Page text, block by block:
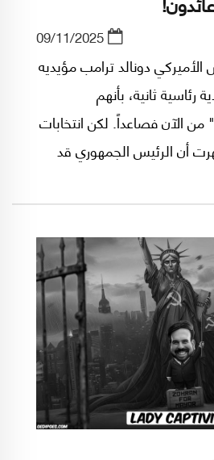
09/11/2025
دونالد ترامب مؤيديه
رئاسية ثانية، بأنهم
الآن فصاعداً. لكن انتخابات
أن الرئيس الجمهوري قد
الهزيمة، التي لحقت به
2024، وبأن امكانية استعادة الكونغرس
العام المقبل النصفية،